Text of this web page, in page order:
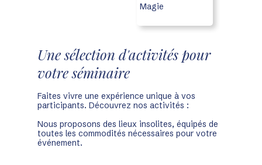
Magie
Une sélection d'activités pour
votre séminaire
Faites vivre une expérience unique à vos
participants. Découvrez nos activités :
Nous proposons des lieux insolites, équipés de
toutes les commodités nécessaires pour votre
événement.